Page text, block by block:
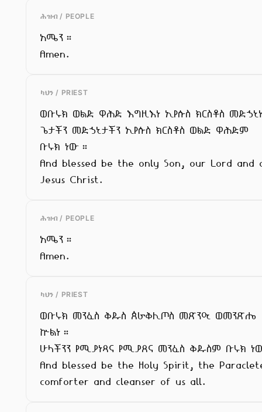
ሕዝብ / PEOPLE
አሜን።
Amen.
ካህን / PRIEST
ወቡሩክ ወልድ ዋሕድ እግዚእነ ኢየሱስ ክርስቶስ
ጌታችን መድኃኒታችን ኢየሱስ ክርስቶስ ወልድ ዋሕድም
ቡሩክ ነው።
And blessed be the only Son, our Lord and
Jesus Christ.
ሕዝብ / PEOPLE
አሜን።
Amen.
ካህን / PRIEST
ወቡሩክ መንፈስ ቅዱስ ጰራቅሊጦስ መጽንዒ ወመንጽሔ
ኵልነ።
ሁላችንን የሚያነጻና የሚያጸና መንፈስ ቅዱስም ቡሩክ
And blessed be the Holy Spirit, the
comforter and cleanser of us all.